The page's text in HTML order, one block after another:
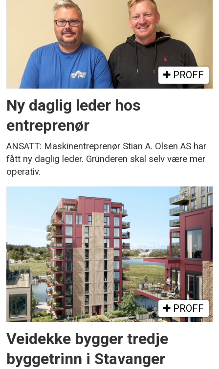
PROFF
Ny daglig leder hos
entreprenør
ANSATT: Maskinentreprenør Stian A. Olsen AS har
fått ny daglig leder. Gründeren skal selv være mer
operativ.
PROFF
Veidekke bygger tredje
byggetrinn i Stavanger